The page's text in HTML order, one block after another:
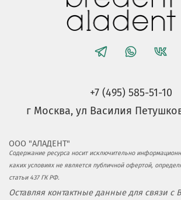
+7 (495) 585-51-10
г Москва, ул Василия
ООО "АЛАДЕНТ"
Содержание ресурса носит исключительно
каких условиях не является публичной офертой,
статьи 437 ГК РФ.
Оставляя контактные данные для связи с